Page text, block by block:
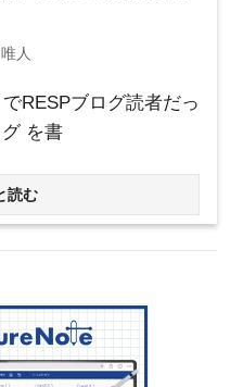
人
RESPブログ読者だっ
を書
読む